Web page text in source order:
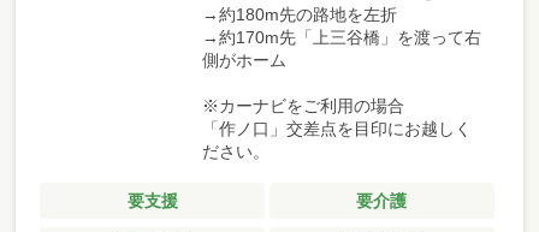
→約180m先の路地を左折
→約170m先「上三谷橋」を渡って右
側がホーム
※カーナビをご利用の場合
「作ノ口」交差点を目印にお越しく
ださい。
要支援 要介護